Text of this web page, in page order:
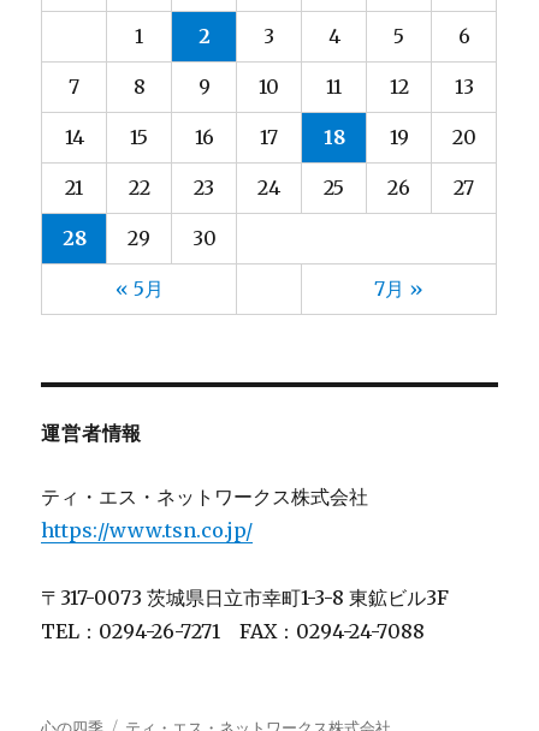
大河内(8)
大都
宮脇(3)
小林
(9)
小野
(3)
山元(13)
山口
(13)
(13)
山形(10)
川上(8)
川崎(梨)
川村 (4)
後藤(5)
星(ゆ)(11)
星(充)(11)
板倉 (1)
2025年5月(3)
2025年4月
2025年3月
2025年2月(4)
2025年1月
2024年12月
(4)
2024年11月(4)
2024年10月
(5)
2024年9月
2024年8月(6)
2024年6月(3)
2024年5月
2024年4月
(3)
2024年2月
(4)
2023年12月(4)
2023年11月 (7)
2023年8月 (4)
« 5月 7月 »
1 2 3 4 5 6
7 8 9 10 11 12 13
14 15 16 17 18 19 20
21 22 23 24 25 26 27
28 29 30
運営者情報
ティ・エス・ネットワークス株式会社
https://www.tsn.co.jp/
〒317-0073 茨城県日立市幸町1-3-8 東鉱ビル3F
TEL：0294-26-7271 FAX：0294-24-7088